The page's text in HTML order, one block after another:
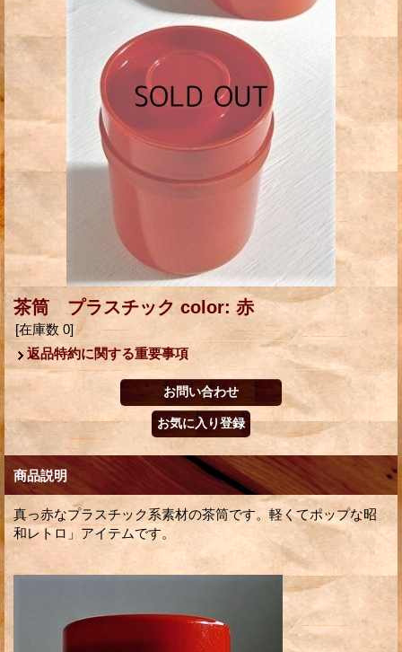
茶筒 プラスチック color: 赤
[在庫数 0]
返品特約に関する重要事項
商品説明
真っ赤なプラスチック系素材の茶筒です。軽くてポップな昭
和レトロ」アイテムです。